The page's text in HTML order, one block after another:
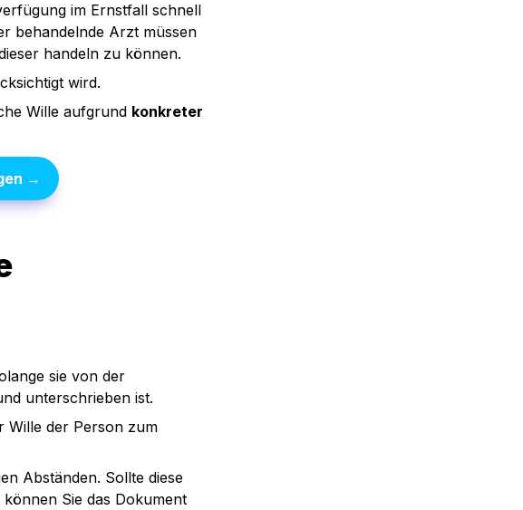
im Ernstfall schnell
behandelnde Arzt müssen
handeln zu können.
wird.
Wille aufgrund konkreter
→
sie von der
unterschrieben ist.
Wille der Person zum
Abständen. Sollte diese
Sie das Dokument